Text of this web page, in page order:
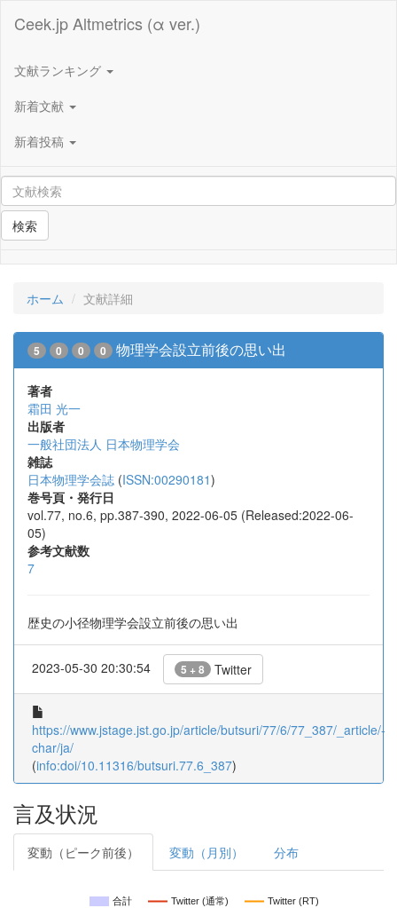
Ceek.jp Altmetrics (α ver.)
文献ランキング
新着文献
新着投稿
検索
ホーム 文献詳細
5 0 0 0 物理学会設立前後の思い出
著者
霜田 光一
出版者
一般社団法人 日本物理学会
雑誌
日本物理学会誌 (ISSN:00290181)
巻号頁・発行日
vol.77, no.6, pp.387-390, 2022-06-05 (Released:2022-06-
05)
参考文献数
7
歴史の小径物理学会設立前後の思い出
2023-05-30 20:30:54 5 + 8 Twitter
https://www.jstage.jst.go.jp/article/butsuri/77/6/77_387/_article/-
char/ja/
(info:doi/10.11316/butsuri.77.6_387)
言及状況
変動（ピーク前後） 変動（月別） 分布
合計 Twitter (通常) Twitter (RT)